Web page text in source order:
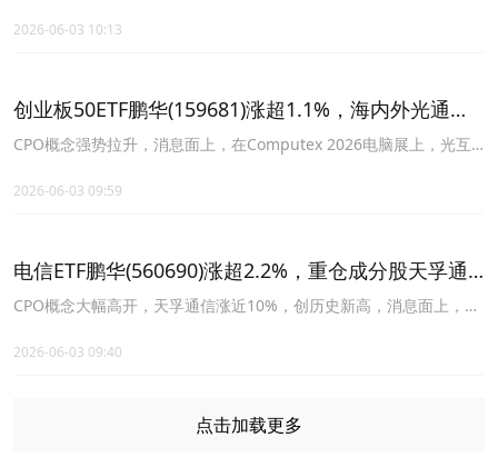
7.68%，新易盛上涨7.32%，中际旭创，奥普特等个股跟涨。
2026-06-03 10:13
创业板50ETF鹏华(159681)涨超1.1%，海内外光通信
利好共振，CPO早盘领涨市场
CPO概念强势拉升，消息面上，在Computex 2026电脑展上，光互
呼迈威尔科技“就是下一家万亿美元公司”。
2026-06-03 09:59
电信ETF鹏华(560690)涨超2.2%，重仓成分股天孚通
信创新高
CPO概念大幅高开，天孚通信涨近10%，创历史新高，消息面上，近
多芯光缆线路在山东青岛正式建成开通。
2026-06-03 09:40
点击加载更多